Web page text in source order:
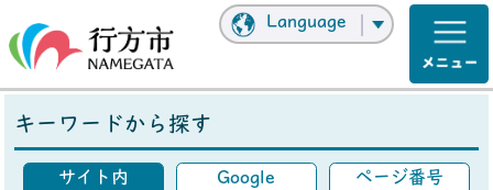
Language
キーワードから探す
サイト内 Google ページ番号